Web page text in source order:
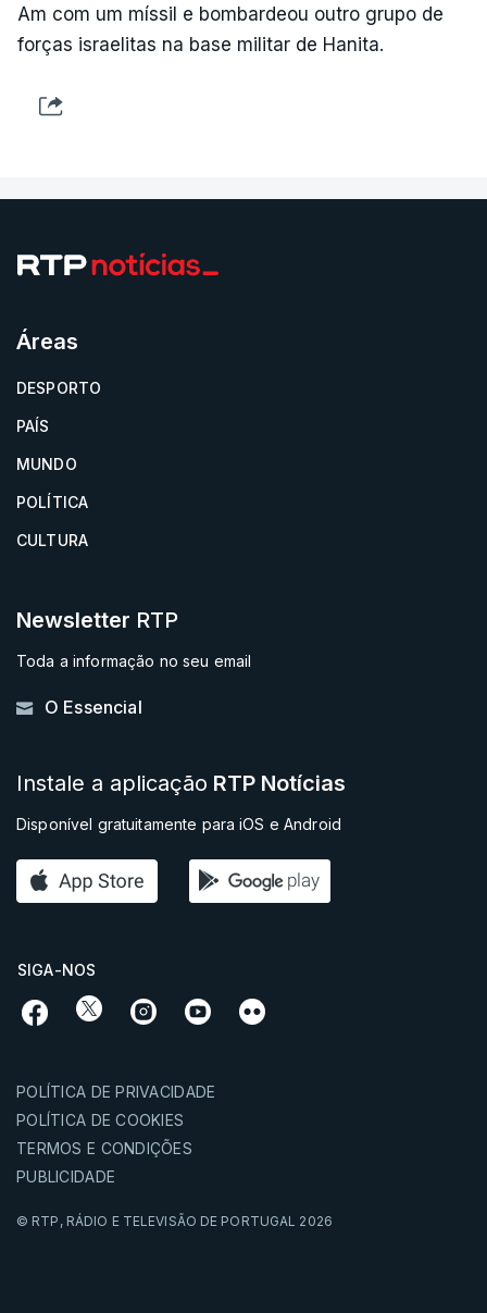
Am com um míssil e bombardeou outro grupo de
forças israelitas na base militar de Hanita.
Áreas
DESPORTO
PAÍS
MUNDO
POLÍTICA
CULTURA
Newsletter RTP
Toda a informação no seu email
O Essencial
Instale a aplicação RTP Notícias
Disponível gratuitamente para iOS e Android
SIGA-NOS
POLÍTICA DE PRIVACIDADE
POLÍTICA DE COOKIES
TERMOS E CONDIÇÕES
PUBLICIDADE
© RTP, RÁDIO E TELEVISÃO DE PORTUGAL 2026